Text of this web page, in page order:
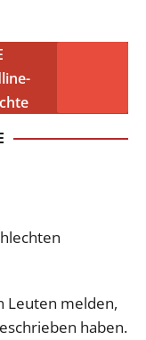
Leuten melden,
haben.